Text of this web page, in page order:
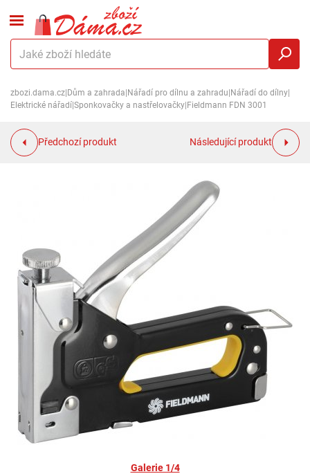
zbozi.dama.cz Dům a zahrada Nářadí pro dílnu a zahradu Nářadí do dílny
Elektrické nářadí Sponkovačky a nastřelovačky Fieldmann FDN 3001
Předchozí produkt Následující produkt
Galerie 1/4